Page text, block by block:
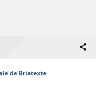
de Briatexte